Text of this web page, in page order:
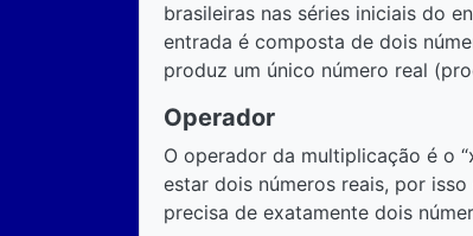
brasileiras nas séries iniciais do
entrada é composta de dois
produz um único número real
Operador
O operador da multiplicação é o
estar dois números reais, por
precisa de exatamente dois